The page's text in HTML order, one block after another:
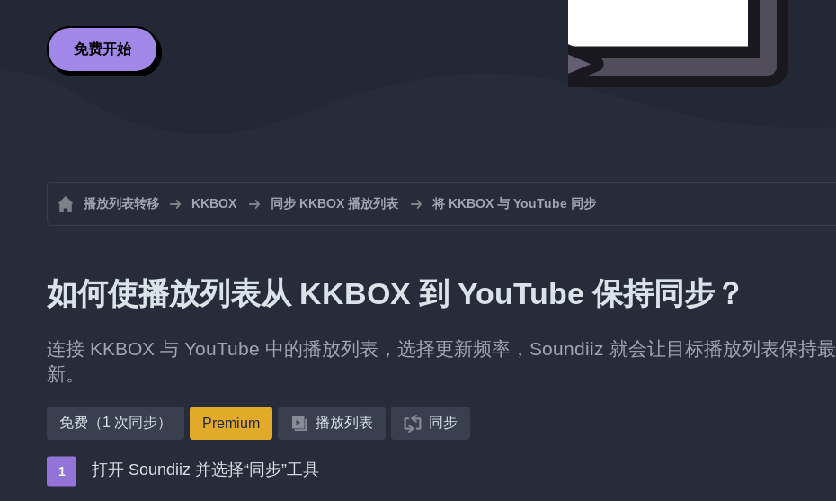
免费开始
播放列表转移 KKBOX 同步 KKBOX 播放列表 将 KKBOX 与 YouTube 同步
如何使播放列表从 KKBOX 到 YouTube 保持同步？
连接 KKBOX 与 YouTube 中的播放列表，选择更新频率，Soundiiz 就会让目标播放列表保持最
新。
免费（1 次同步） Premium 播放列表 同步
打开 Soundiiz 并选择“同步”工具